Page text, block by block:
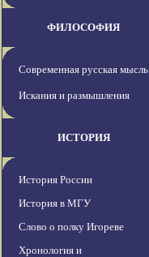
ФИЛОСОФИЯ
Современная русская мысль
Искания и размышления
ИСТОРИЯ
История России
История в МГУ
Слово о полку Игореве
Хронология и